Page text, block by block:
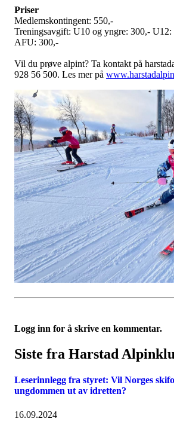
Priser
Medlemskontingent: 550,-
Treningsavgift: U10 og yngre: 300,-
AFU: 300,-
Vil du prøve alpint? Ta kontakt på
928 56 500. Les mer på
Logg inn for å skrive en kommentar.
Siste fra Harstad
Leserinnlegg fra styret: Vil Norges
ungdommen ut av idretten?
16.09.2024